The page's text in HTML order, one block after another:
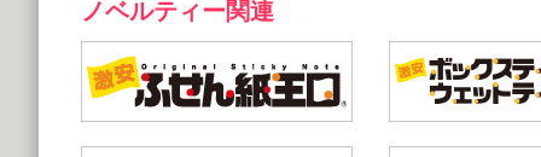
ノベルティー関連